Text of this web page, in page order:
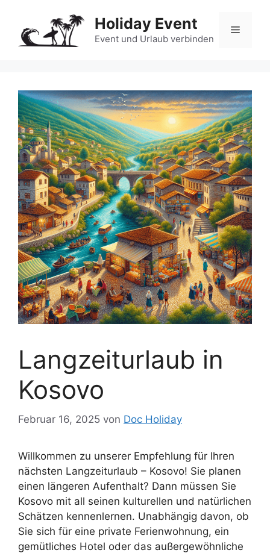
springen
Holiday Event
Event und Urlaub verbinden
Menü
Langzeiturlaub in
Kosovo
Februar 16, 2025 von Doc Holiday
Willkommen zu unserer Empfehlung für Ihren
nächsten Langzeiturlaub – Kosovo! Sie planen
einen längeren Aufenthalt? Dann müssen Sie
Kosovo mit all seinen kulturellen und natürlichen
Schätzen kennenlernen. Unabhängig davon, ob
Sie sich für eine private Ferienwohnung, ein
gemütliches Hotel oder das außergewöhnliche